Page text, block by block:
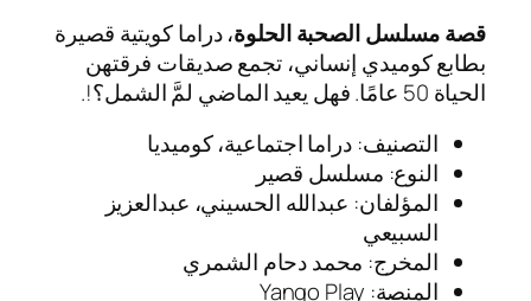
قصة مسلسل الصحبة الحلوة، دراما كويتية قصيرة
بطابع كوميدي إنساني، تجمع صديقات فرقتهن
الحياة 50 عامًا. فهل يعيد الماضي لمَّ الشمل؟!.
التصنيف: دراما اجتماعية، كوميديا
النوع: مسلسل قصير
المؤلفان: عبدالله الحسيني، عبدالعزيز
السبيعي
المخرج: محمد دحام الشمري
المنصة: Yango Play